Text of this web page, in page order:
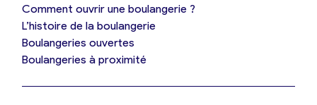
Mes tarifs
Comment ouvrir une boulangerie ?
L’histoire de la boulangerie
Boulangeries ouvertes
Boulangeries à proximité